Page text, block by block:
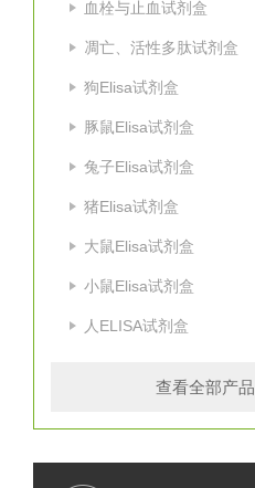
血栓与止血试剂盒
凋亡、活性多肽试剂盒
狗Elisa试剂盒
豚鼠Elisa试剂盒
兔子Elisa试剂盒
猪Elisa试剂盒
大鼠Elisa试剂盒
小鼠Elisa试剂盒
人ELISA试剂盒
查看全部产品